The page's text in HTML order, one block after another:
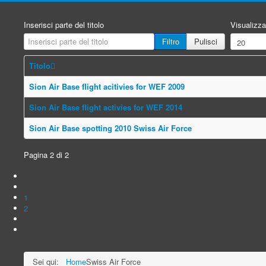
Inserisci parte del titolo
Filtro
Pulisci
Titolo
Sion Air Base flight acitivies for WEF 2009
Sion Air Base flight activies for WEF 2014
Sion Air Base spotting 2010 Swiss Air Force
Pagina 2 di 2
1
2
Sei qui: HomeSwiss Air Force